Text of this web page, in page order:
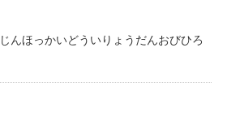
んほっかいどういりょうだんおびひろ